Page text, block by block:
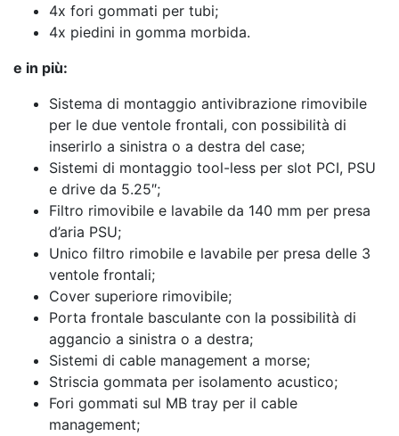
4x fori gommati per tubi;
4x piedini in gomma morbida.
e in più:
Sistema di montaggio antivibrazione rimovibile
per le due ventole frontali, con possibilità di
inserirlo a sinistra o a destra del case;
Sistemi di montaggio tool-less per slot PCI, PSU
e drive da 5.25″;
Filtro rimovibile e lavabile da 140 mm per presa
d’aria PSU;
Unico filtro rimobile e lavabile per presa delle 3
ventole frontali;
Cover superiore rimovibile;
Porta frontale basculante con la possibilità di
aggancio a sinistra o a destra;
Sistemi di cable management a morse;
Striscia gommata per isolamento acustico;
Fori gommati sul MB tray per il cable
management;